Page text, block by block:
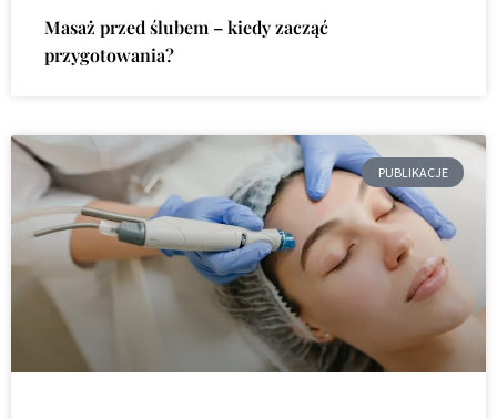
Masaż przed ślubem – kiedy zacząć
przygotowania?
PUBLIKACJE